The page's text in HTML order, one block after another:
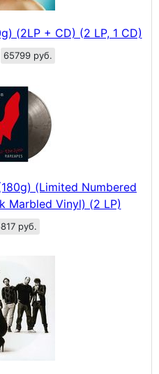
(2LP + CD) (2 LP, 1 CD)
65799 руб.
(Limited Numbered
Marbled Vinyl) (2 LP)
руб.